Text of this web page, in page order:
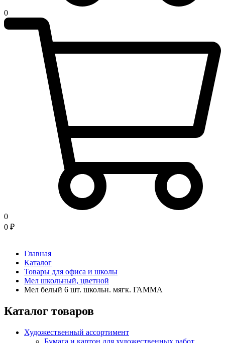
0
0
0 ₽
Главная
Каталог
Товары для офиса и школы
Мел школьный, цветной
Мел белый 6 шт. школьн. мягк. ГАММА
Каталог товаров
Художественный ассортимент
Бумага и картон для художественных работ